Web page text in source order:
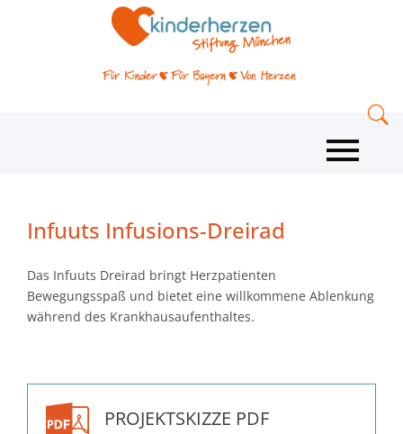
Infuuts Infusions-Dreirad
Das Infuuts Dreirad bringt Herzpatienten
Bewegungsspaß und bietet eine willkommene Ablenkung
während des Krankhausaufenthaltes.
PROJEKTSKIZZE PDF